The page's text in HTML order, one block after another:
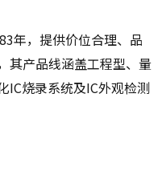
年，提供价位合理、品
其产品线涵盖工程型、量
IC烧录系统及IC外观检测